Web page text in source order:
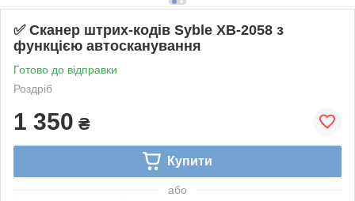
✅ Сканер штрих-кодів Syble XB-2058 з
функцією автосканування
Готово до відправки
Роздріб
1 350 ₴
Купити
або